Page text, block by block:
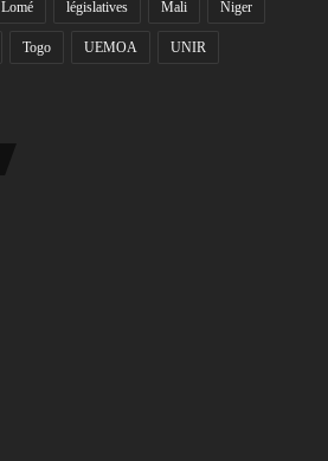
Lomé législatives Mali Niger
Togo UEMOA UNIR